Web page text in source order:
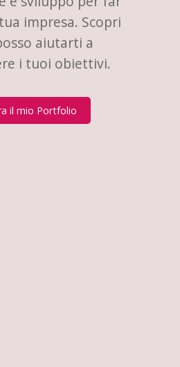
impresa. Scopri
aiutarti a
i tuoi obiettivi.
il mio Portfolio